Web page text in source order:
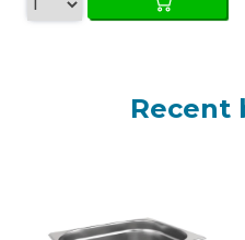
Recent